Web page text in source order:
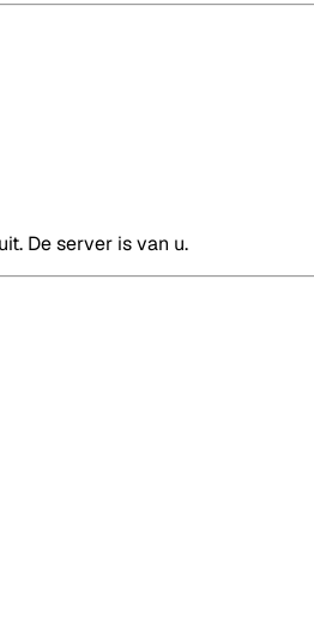
De server is van u.